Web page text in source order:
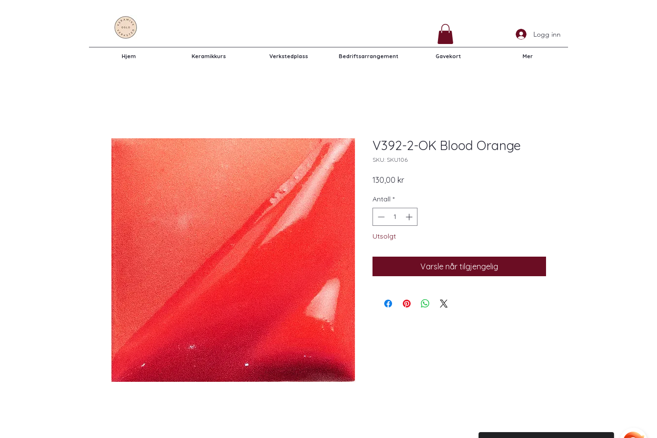
Logg inn
Hjem Keramikkurs Verkstedplass Bedriftsarrangement Gavekort Mer
V392-2-OK Blood Orange
SKU: SKU106
130,00 krPris
Antall *
Utsolgt
Varsle når tilgjengelig